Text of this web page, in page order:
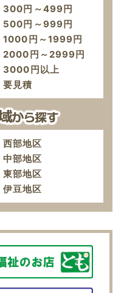
300円～499円
500円～999円
1000円～1999円
2000円～2999円
3000円以上
要見積
西部地区
中部地区
東部地区
伊豆地区